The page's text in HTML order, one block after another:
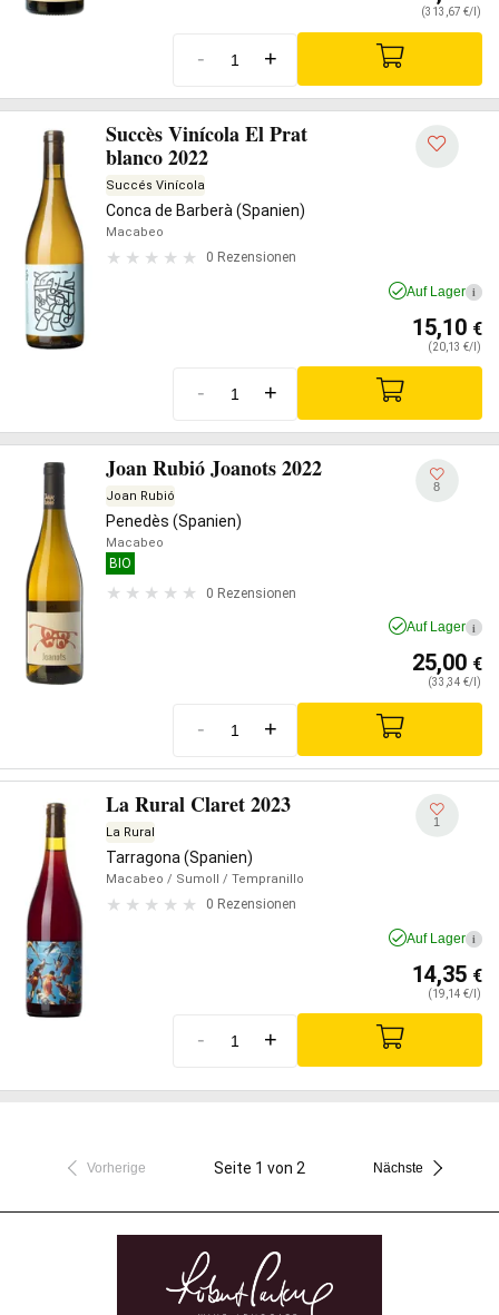
(313,67 €/l)
- +
Succès Vinícola El Prat
blanco 2022
Succés Vinícola
Conca de Barberà (Spanien)
Macabeo
0 Rezensionen
Auf Lager i
15,10 €
(20,13 €/l)
- +
Joan Rubió Joanots 2022
Joan Rubió
Penedès (Spanien)
Macabeo
BIO
0 Rezensionen
8
Auf Lager i
25,00 €
(33,34 €/l)
- +
La Rural Claret 2023
La Rural
Tarragona (Spanien)
Macabeo / Sumoll / Tempranillo
0 Rezensionen
1
Auf Lager i
14,35 €
(19,14 €/l)
- +
Vorherige Seite 1 von 2 Nächste